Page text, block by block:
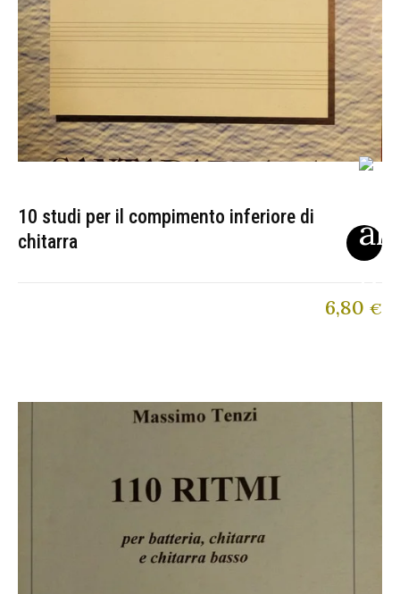
10 studi per il compimento inferiore di
chitarra
6,80 €